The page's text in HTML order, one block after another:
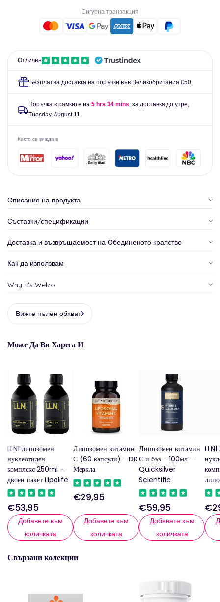
Сигурна транзакция
Отличен
Безплатна доставка на поръчки във Великобритания £50
Поръчка в рамките на 5 hrs 34 mins, за доставка до утре,
Tuesday, August 11
Както се вижда в
Описание на продукта
Съставки/спецификации
Доставка и възвръщаемост на Обединеното кралство
Как да използвам
Why it's Welzo
Вижте пълен обхват
Може Да Ви Хареса И
LLN1 липозомен
нуклеотиден
комплекс 250ml -
двоен пакет Lipolife
Редовна
цена
€53,95
Добавете към
количката
Липозомен витамин
С (60 капсули) - DR
Меркла
Редовна
€29,95
Добавете към
количката
Липозомен витамин
С и бъз - 100мл -
Quicksilver
Scientific
Редовна
цена
€59,95
Добавете към
количката
Свързани колекции